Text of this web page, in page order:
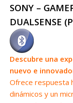
SONY –
DUALSENSE
Descubre una
nuevo e
Ofrece respuesta
dinámicos y un